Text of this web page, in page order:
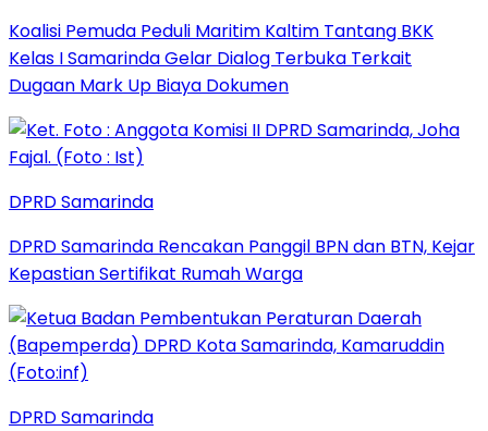
Koalisi Pemuda Peduli Maritim Kaltim Tantang BKK
Kelas I Samarinda Gelar Dialog Terbuka Terkait
Dugaan Mark Up Biaya Dokumen
DPRD Samarinda
DPRD Samarinda Rencakan Panggil BPN dan BTN, Kejar
Kepastian Sertifikat Rumah Warga
DPRD Samarinda